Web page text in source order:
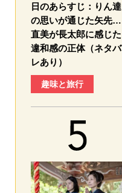
日のあらすじ：​りん達
の思いが通じた矢先…
直美が長太郎に感じた
違和感の正体（ネタバ
レあり）
趣味と旅行